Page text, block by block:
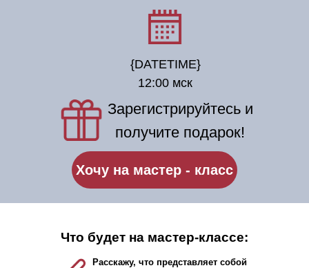
Хочу на мастер - класс
{DATETIME}
12:00 мск
Зарегистрируйтесь и
получите подарок!
Что будет на мастер-классе:
Расскажу, что представляет собой